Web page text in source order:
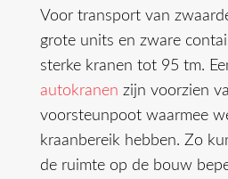
Voor transport van
grote units en zware
sterke kranen tot 95 tm.
autokranen zijn voorzien
voorsteunpoot waarmee
kraanbereik hebben. Zo
de ruimte op de bouw